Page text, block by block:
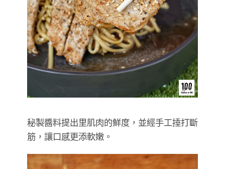
秘製醬料提出里肌肉的鮮度，並經手工捶打斷
筋，讓口感更添軟嫩。